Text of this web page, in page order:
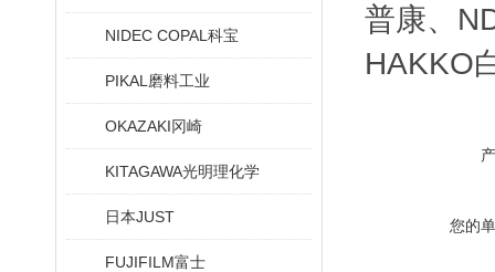
NIDEC COPAL科宝
PIKAL磨料工业
OKAZAKI冈崎
KITAGAWA光明理化学
日本JUST
FUJIFILM富士
普康、
HAKKO
您的